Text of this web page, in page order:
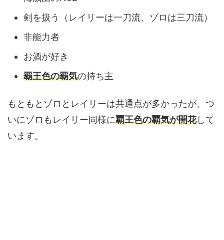
剣を扱う（レイリーは一刀流、ゾロは三刀流）
非能力者
お酒が好き
覇王色の覇気の持ち主
もともとゾロとレイリーは共通点が多かったが、つ
いにゾロもレイリー同様に覇王色の覇気が開花して
います。